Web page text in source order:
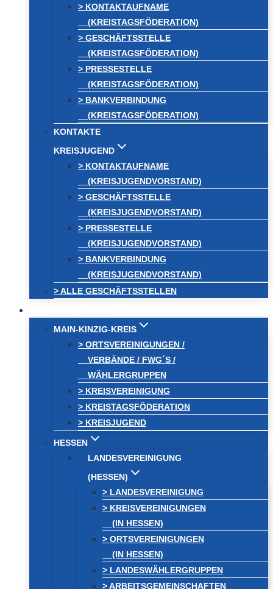
> KONTAKTAUFNAME
(KREISTAGSFÖDERATION)
> GESCHÄFTSSTELLE
(KREISTAGSFÖDERATION)
> PRESSESTELLE
(KREISTAGSFÖDERATION)
> BANKVERBINDUNG
(KREISTAGSFÖDERATION)
KONTAKTE
KREISJUGEND
> KONTAKTAUFNAME
(KREISJUGENDVORSTAND)
> GESCHÄFTSSTELLE
(KREISJUGENDVORSTAND)
> PRESSESTELLE
(KREISJUGENDVORSTAND)
> BANKVERBINDUNG
(KREISJUGENDVORSTAND)
> ALLE GESCHÄFTSSTELLEN
MAIN-KINZIG-KREIS
> ORTSVEREINIGUNGEN /
VERBÄNDE / FWG´S /
WÄHLERGRUPPEN
> KREISVEREINIGUNG
> KREISTAGSFÖDERATION
> KREISJUGEND
HESSEN
LANDESVEREINIGUNG
(HESSEN)
> LANDESVEREINIGUNG
> KREISVEREINIGUNGEN
(IN HESSEN)
> ORTSVEREINIGUNGEN
(IN HESSEN)
> LANDESWÄHLERGRUPPEN
> ARBEITSGEMEINSCHAFTEN